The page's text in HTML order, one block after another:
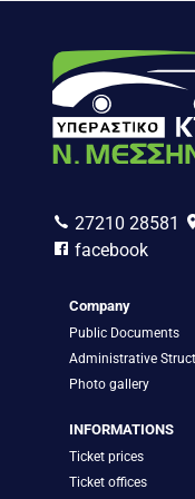
27210 28581
facebook
Company
Public Documents
Administrative
Photo gallery
INFORMATIONS
Ticket prices
Ticket offices